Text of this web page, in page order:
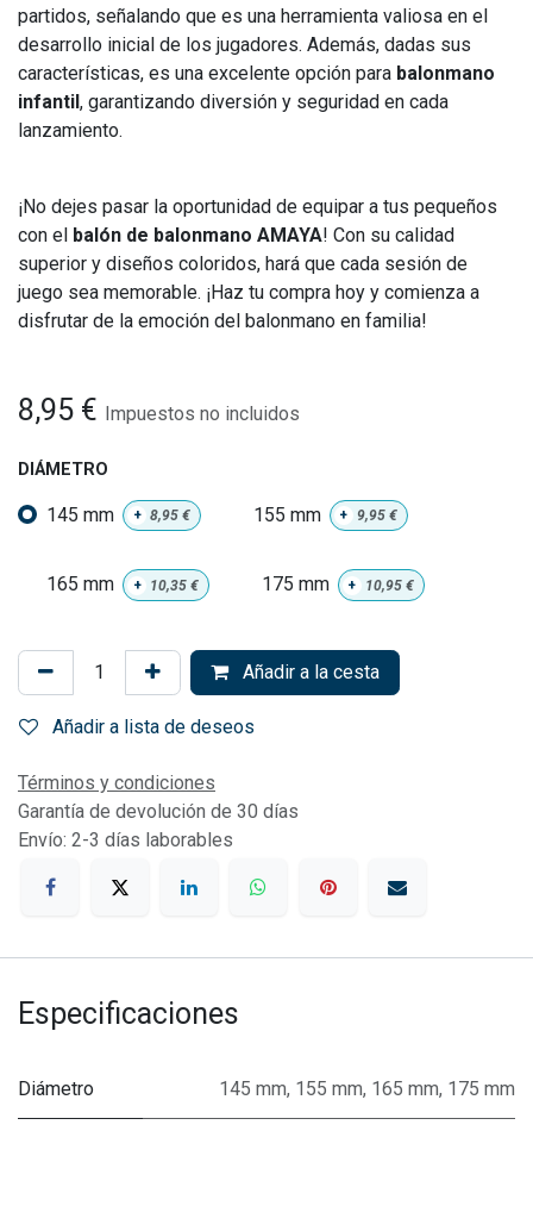
partidos, señalando que es una herramienta valiosa en el
desarrollo inicial de los jugadores. Además, dadas sus
características, es una excelente opción para balonmano
infantil, garantizando diversión y seguridad en cada
lanzamiento.
¡No dejes pasar la oportunidad de equipar a tus pequeños
con el balón de balonmano AMAYA! Con su calidad
superior y diseños coloridos, hará que cada sesión de
juego sea memorable. ¡Haz tu compra hoy y comienza a
disfrutar de la emoción del balonmano en familia!
8,95 € Impuestos no incluidos
DIÁMETRO
145 mm + 8,95 € 155 mm + 9,95€
165 mm + 10,35 € 175 mm + 10,95€
Añadir a la cesta
Añadir a lista de deseos
Términos y condiciones
Garantía de devolución de 30 días
Envío: 2-3 días laborables
Especificaciones
Diámetro 145 mm, 155 mm, 165 mm, 175 mm